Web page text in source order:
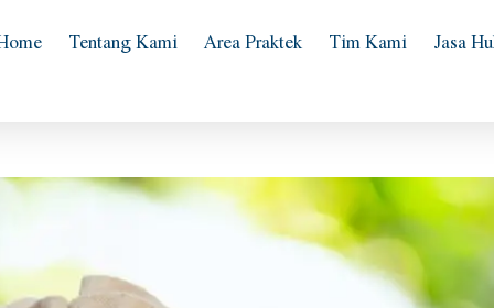
Tentang Kami Area Praktek Tim Kami Jasa